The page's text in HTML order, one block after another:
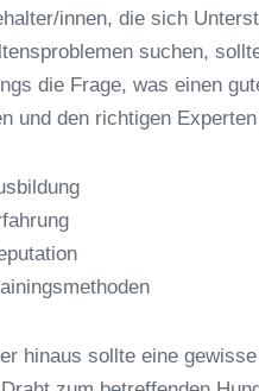
Name der Hundeschule*
Anschrift
innen, die sich
suchen,
die Frage, was einen
und den richtigen
hinaus sollte eine